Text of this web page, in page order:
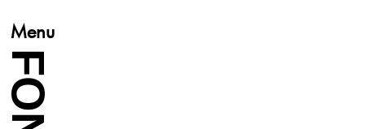
Menu